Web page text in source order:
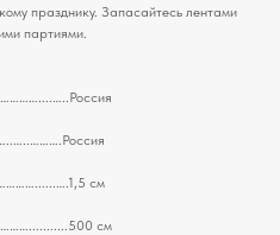
празднику. Запасайтесь лентами
партиями.
см
см